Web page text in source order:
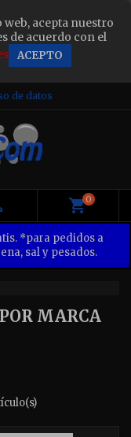
acepta nuestro
de acuerdo con el
ACEPTO
de datos
0
*para pedidos a
sal y pesados.
MARCA
×
in your